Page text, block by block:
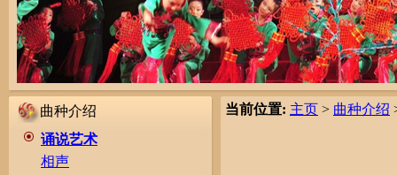
曲种介绍
诵说艺术
相声
当前位置: 主页 > 曲种介绍